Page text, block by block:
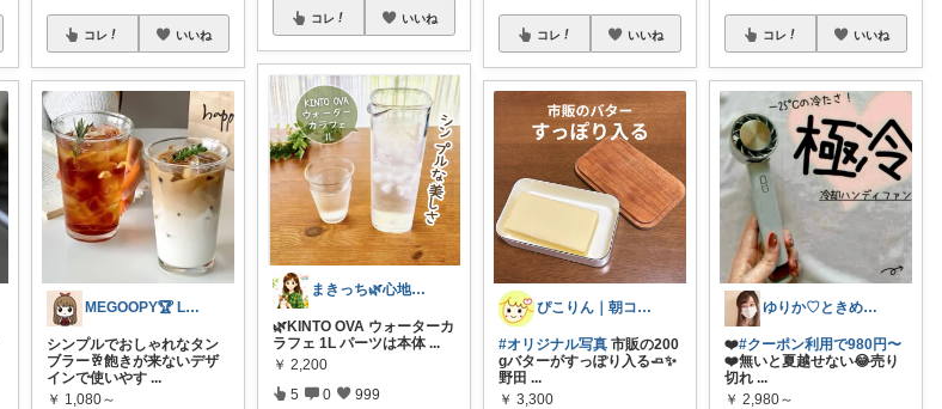
コレ いいね
MEGOOPY🏆 LᵒᵛᵉᎽ༠ᐡ❤︎
シンプルでおしゃれなタン
ブラー🥂飽きが来ないデザ
インで使いやす ...
￥ 1,080～
コレ いいね
まきっち🌿心地よい暮らし🌿
🌿KINTO OVA ウォーターカ
ラフェ 1L パーツは本体 ...
￥ 2,200
5 0 999
コレ いいね
ぴこりん｜朝コレ｜良いものを長く🌿
#オリジナル写真 市販の200
gバターがすっぽり入る🧈✨
野田 ...
￥ 3,300
コレ いいね
ゆりか♡ときめく暮らしと服✨️
❤️#クーポン利用で980円〜
❤️無いと夏越せない😂売り
切れ ...
￥ 2,980～